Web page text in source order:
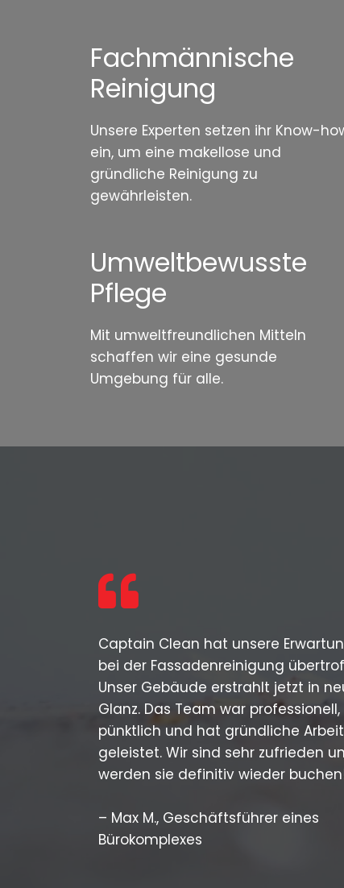
Fachmännische
Reinigung
Unsere Experten setzen ihr Know-
ein, um eine makellose und
gründliche Reinigung zu
gewährleisten.
Umweltbewusste
Pflege
Mit umweltfreundlichen Mitteln
schaffen wir eine gesunde
Umgebung für alle.
Captain Clean hat unsere
bei der Fassadenreinigung
Unser Gebäude erstrahlt jetzt in
Glanz. Das Team war professionell,
pünktlich und hat gründliche Arbeit
geleistet. Wir sind sehr zufrieden
werden sie definitiv wieder
– Max M., Geschäftsführer eines
Bürokomplexes